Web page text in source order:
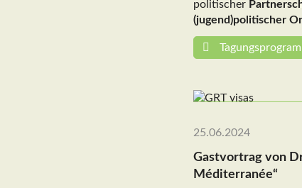
politischer
(jugend)politischer
25.06.2024
Gastvortrag von
Méditerranée“